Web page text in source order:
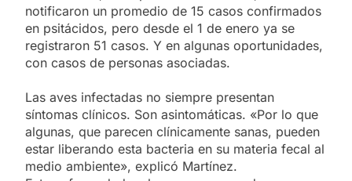
notificaron un promedio de 15 casos confirmados
en psitácidos, pero desde el 1 de enero ya se
registraron 51 casos. Y en algunas oportunidades,
con casos de personas asociadas.
Las aves infectadas no siempre presentan
síntomas clínicos. Son asintomáticas. «Por lo que
algunas, que parecen clínicamente sanas, pueden
estar liberando esta bacteria en su materia fecal al
medio ambiente», explicó Martínez.